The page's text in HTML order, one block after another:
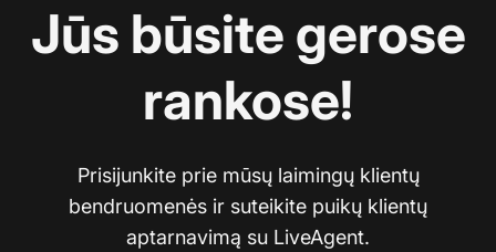
Jūs būsite gerose
rankose!
Prisijunkite prie mūsų laimingų klientų
bendruomenės ir suteikite puikų klientų
aptarnavimą su LiveAgent.